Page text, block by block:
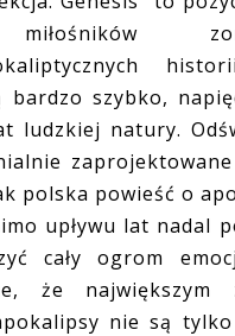
bardzo szybko,
ludzkiej natury.
polska powieść o
upływu lat nadal
cały ogrom
że największym
nie są